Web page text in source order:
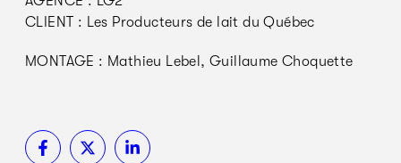
CLIENT : Les Producteurs de lait du Québec
MONTAGE : Mathieu Lebel, Guillaume Choquette